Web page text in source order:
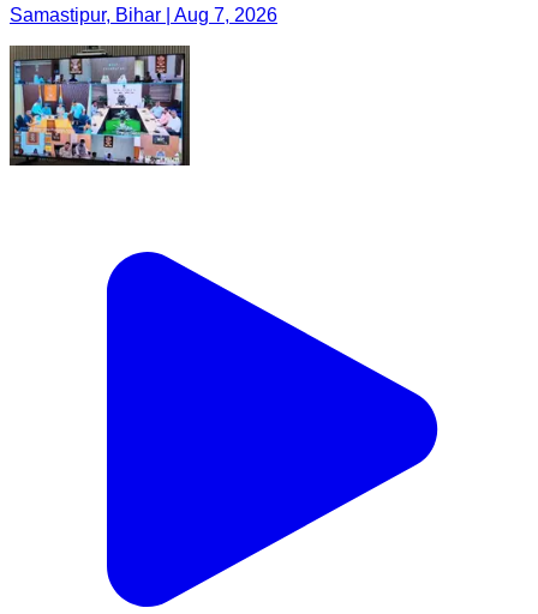
Samastipur, Bihar | Aug 7, 2026